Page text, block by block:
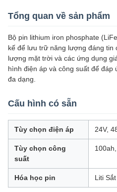
Tổng quan về sản phẩm
Bộ pin lithium iron phosphate
kế để lưu trữ năng lượng đáng tin
lượng mặt trời và các ứng dụng
hình điện áp và công suất để đáp
đa dạng.
Cấu hình có sẵn
Tùy chọn điện áp 24V,
Tùy chọn công
suất
Hóa học pin Liti